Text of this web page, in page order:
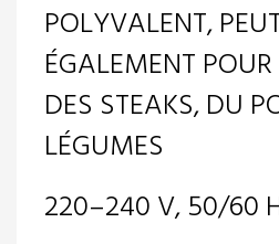
POLYVALENT,
ÉGALEMENT
DES STEAKS, DU
LÉGUMES
220–240 V, 50/60